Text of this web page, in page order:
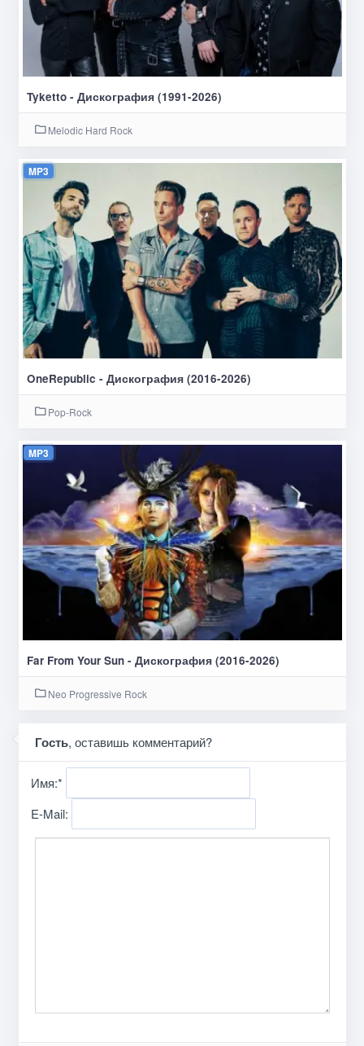
Tyketto - Дискография (1991-2026)
Melodic Hard Rock
MP3
OneRepublic - Дискография (2016-2026)
Pop-Rock
MP3
Far From Your Sun - Дискография (2016-2026)
Neo Progressive Rock
Гость, оставишь комментарий?
Имя:*
E-Mail: